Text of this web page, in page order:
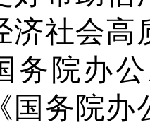
济社会高
务院办
国务院